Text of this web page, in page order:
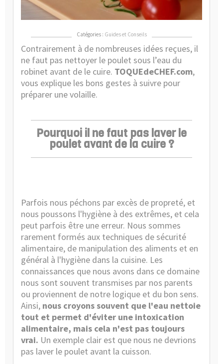
Catégories : Guides et Conseils
Contrairement à de nombreuses idées reçues, il
ne faut pas nettoyer le poulet sous l’eau du
robinet avant de le cuire. TOQUEdeCHEF.com,
vous explique les bons gestes à suivre pour
préparer une volaille.
Pourquoi il ne faut pas laver le
poulet avant de la cuire ?
Parfois nous péchons par excès de propreté, et
nous poussons l'hygiène à des extrêmes, et cela
peut parfois être une erreur. Nous sommes
rarement formés aux techniques de sécurité
alimentaire, de manipulation des aliments et en
général à l'hygiène dans la cuisine. Les
connaissances que nous avons dans ce domaine
nous sont souvent transmises par nos parents
ou proviennent de notre logique et du bon sens.
Ainsi, nous croyons souvent que l'eau nettoie
tout et permet d'éviter une intoxication
alimentaire, mais cela n'est pas toujours
vrai. Un exemple clair est que nous ne devrions
pas laver le poulet avant la cuisson.